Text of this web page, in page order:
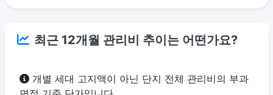
최근 12개월 관리비 추이는 어떤가요?
개별 세대 고지액이 아닌 단지 전체 관리비의 부과